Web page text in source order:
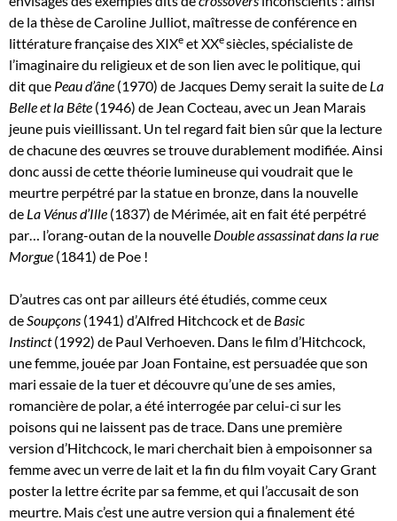
de la thèse de Caroline Julliot, maîtresse de conférence en
littérature française des XIXe et XXesiècles, spécialiste de
l’imaginaire du religieux et de son lien avec le politique, qui
dit que Peau d’âne (1970) de Jacques Demy serait la suite de La
Belle et la Bête (1946) de Jean Cocteau, avec un Jean Marais
jeune puis vieillissant. Un tel regard fait bien sûr que la lecture
de chacune des œuvres se trouve durablement modifiée. Ainsi
donc aussi de cette théorie lumineuse qui voudrait que le
meurtre perpétré par la statue en bronze, dans la nouvelle
de La Vénus d’Ille (1837) de Mérimée, ait en fait été perpétré
par… l’orang-outan de la nouvelle Double assassinat dans la rue
Morgue (1841) de Poe !
D’autres cas ont par ailleurs été étudiés, comme ceux
de Soupçons (1941) d’Alfred Hitchcock et de Basic
Instinct(1992) de Paul Verhoeven. Dans le film d’Hitchcock,
une femme, jouée par Joan Fontaine, est persuadée que son
mari essaie de la tuer et découvre qu’une de ses amies,
romancière de polar, a été interrogée par celui-ci sur les
poisons qui ne laissent pas de trace. Dans une première
version d’Hitchcock, le mari cherchait bien à empoisonner sa
femme avec un verre de lait et la fin du film voyait Cary Grant
poster la lettre écrite par sa femme, et qui l’accusait de son
meurtre. Mais c’est une autre version qui a finalement été